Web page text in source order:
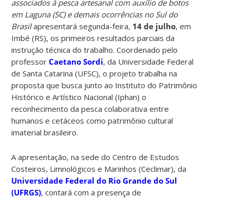
associados à pesca artesanal com auxílio de botos
em Laguna (SC) e demais ocorrências no Sul do
Brasilapresentará segunda-feira, 14 de julho, em
Imbé (RS), os primeiros resultados parciais da
instrução técnica do trabalho. Coordenado pelo
professorCaetano Sordi, da Universidade Federal
de Santa Catarina (UFSC), o projeto trabalha na
proposta que busca junto ao Instituto do Patrimônio
Histórico e Artístico Nacional (Iphan) o
reconhecimento da pesca colaborativa entre
humanos e cetáceos como patrimônio cultural
imaterial brasileiro.
A apresentação, na sede do Centro de Estudos
Costeiros, Limnológicos e Marinhos (Ceclimar), da
Universidade Federal do Rio Grande do Sul
(UFRGS), contará com a presença de